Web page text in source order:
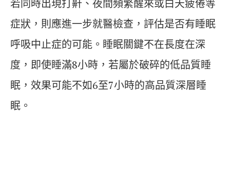
若同時出現打鼾、夜間頻繁醒來或白天疲倦等
症狀，則應進一步就醫檢查，評估是否有睡眠
呼吸中止症的可能。睡眠關鍵不在長度在深
度，即使睡滿8小時，若屬於破碎的低品質睡
眠，效果可能不如6至7小時的高品質深層睡
眠。